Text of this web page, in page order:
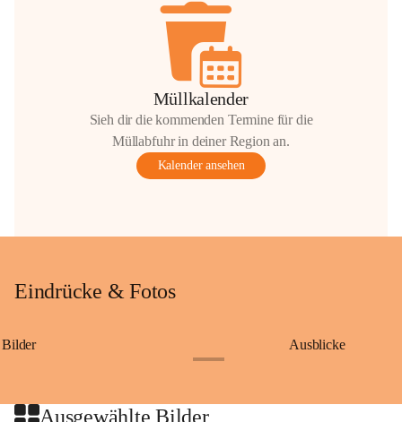
Müllkalender
Sieh dir die kommenden Termine für die
Müllabfuhr in deiner Region an.
Kalender ansehen
Eindrücke & Fotos
Bilder Ausblicke
Ausgewählte Bilder